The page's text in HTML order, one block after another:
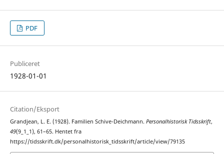
PDF
Publiceret
1928-01-01
Citation/Eksport
Grandjean, L. E. (1928). Familien Schive-Deichmann. Personalhistorisk Tidsskrift,
49(9_1_1), 61–65. Hentet fra
https://tidsskrift.dk/personalhistorisk_tidsskrift/article/view/79135